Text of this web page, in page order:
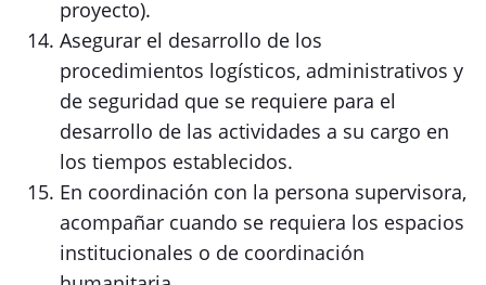
proyecto).
Asegurar el desarrollo de los
procedimientos logísticos, administrativos y
de seguridad que se requiere para el
desarrollo de las actividades a su cargo en
los tiempos establecidos.
En coordinación con la persona supervisora,
acompañar cuando se requiera los espacios
institucionales o de coordinación